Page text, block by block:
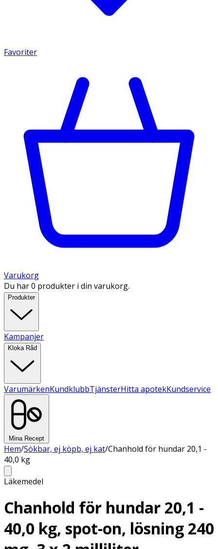
Favoriter
Varukorg
Du har 0 produkter i din varukorg.
Produkter
Kampanjer
Kloka Råd
VarumärkenKundklubbTjänsterHitta apotekKundservice
Mina Recept
Hem/Sökbar, ej köpb, ej kat/Chanhold för hundar 20,1 -
40,0 kg
Läkemedel
Chanhold för hundar 20,1 -
40,0 kg, spot-on, lösning 240